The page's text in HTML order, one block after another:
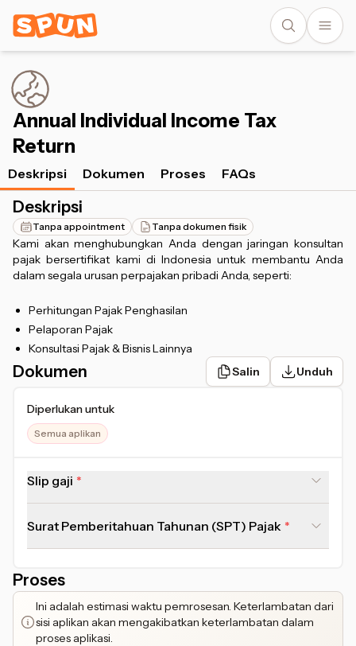
Annual Individual Income Tax
Return
Deskripsi Dokumen Proses FAQs
Deskripsi
Tanpa appointment Tanpa dokumen fisik
Kami akan menghubungkan Anda dengan jaringan konsultan
pajak bersertifikat kami di Indonesia untuk membantu Anda
dalam segala urusan perpajakan pribadi Anda, seperti:
Perhitungan Pajak Penghasilan
Pelaporan Pajak
Konsultasi Pajak & Bisnis Lainnya
Dokumen Salin Unduh
Diperlukan untuk
Semua aplikan
Slip gaji
Surat Pemberitahuan Tahunan (SPT) Pajak
Proses
Ini adalah estimasi waktu pemrosesan. Keterlambatan dari
sisi aplikan akan mengakibatkan keterlambatan dalam
proses aplikasi.